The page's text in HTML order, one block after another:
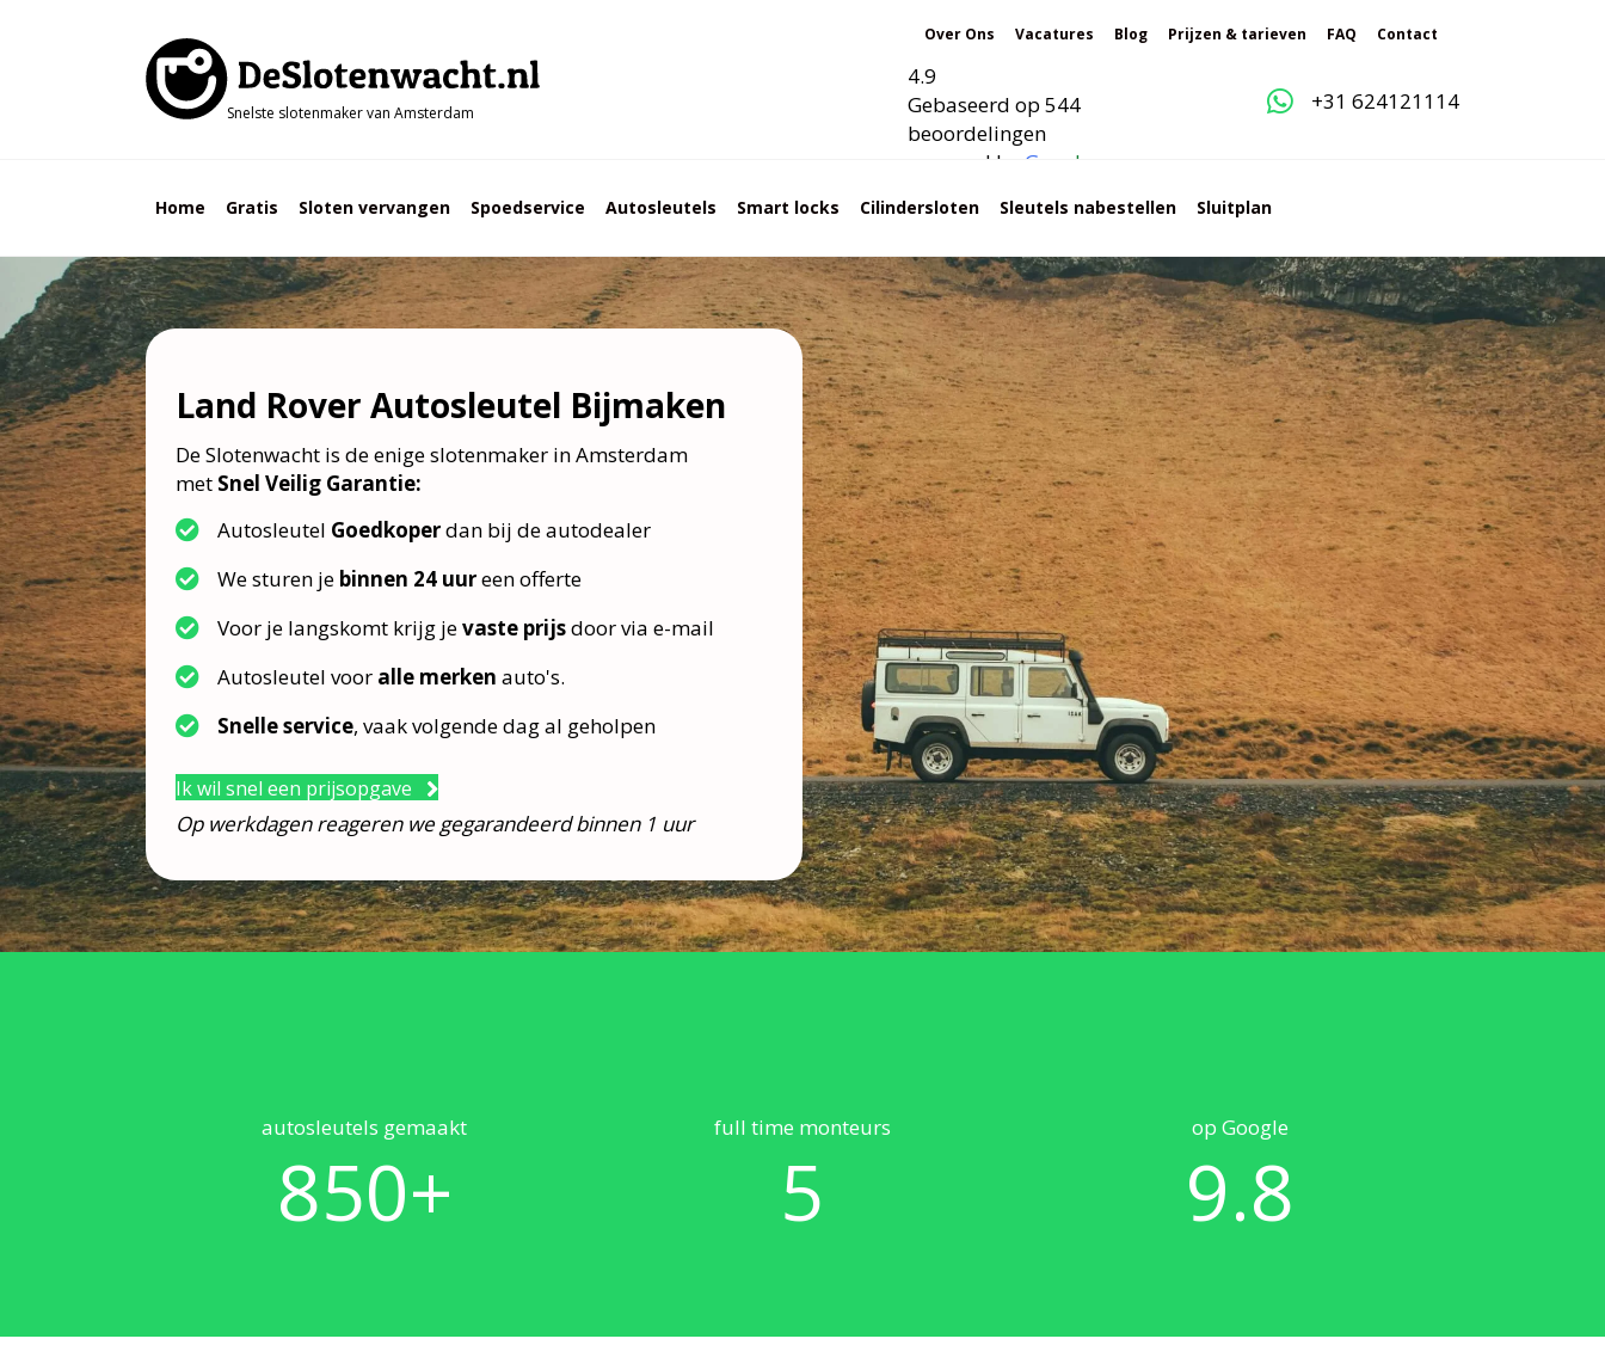
Over Ons Vacatures Blog Prijzen & tarieven FAQ Contact
Snelste slotenmaker van Amsterdam
4.9
Gebaseerd op 544
beoordelingen
powered by G l
+31 624121114
Home Gratis Sloten vervangen Spoedservice Autosleutels Smart locks Cilindersloten Sleutels nabestellen Sluitplan
Land Rover Autosleutel Bijmaken
De Slotenwacht is de enige slotenmaker in Amsterdam
met Snel Veilig Garantie:
Autosleutel Goedkoperdan bij de autodealer
We sturen je binnen 24 uureen offerte
Voor je langskomt krijg jevaste prijsdoor via e-mail
Autosleutel voor alle merken auto's.
Snelle service, vaak volgende dag al geholpen
Ik wil snel een prijsopgave
Op werkdagen reageren we gegarandeerd binnen 1 uur
autosleutels gemaakt
850+
full time monteurs
5
op Google
9.8